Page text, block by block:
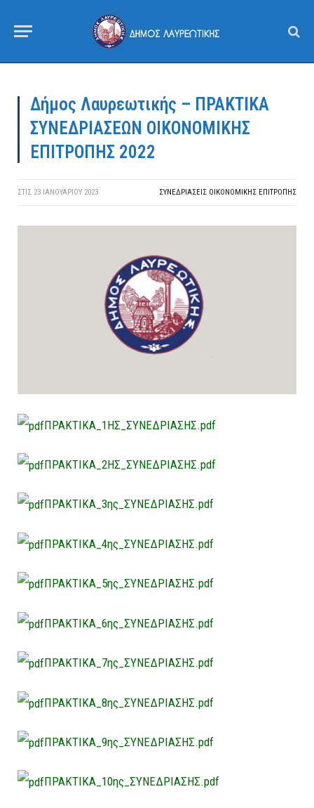
Δήμος Λαυρεωτικής – ΠΡΑΚΤΙΚΑ
ΣΥΝΕΔΡΙΑΣΕΩΝ ΟΙΚΟΝΟΜΙΚΗΣ
ΕΠΙΤΡΟΠΗΣ 2022
ΣΤΙΣ 23 ΙΑΝΟΥΑΡΊΟΥ 2023 ΣΥΝΕΔΡΙΆΣΕΙΣ ΟΙΚΟΝΟΜΙΚΉΣ ΕΠΙΤΡΟΠΉΣ
ΠΡΑΚΤΙΚΑ_1ΗΣ_ΣΥΝΕΔΡΙΑΣΗΣ.pdf
ΠΡΑΚΤΙΚΑ_2ΗΣ_ΣΥΝΕΔΡΙΑΣΗΣ.pdf
ΠΡΑΚΤΙΚΑ_3ης_ΣΥΝΕΔΡΙΑΣΗΣ.pdf
ΠΡΑΚΤΙΚΑ_4ης_ΣΥΝΕΔΡΙΑΣΗΣ.pdf
ΠΡΑΚΤΙΚΑ_5ης_ΣΥΝΕΔΡΙΑΣΗΣ.pdf
ΠΡΑΚΤΙΚΑ_6ης_ΣΥΝΕΔΡΙΑΣΗΣ.pdf
ΠΡΑΚΤΙΚΑ_7ης_ΣΥΝΕΔΡΙΑΣΗΣ.pdf
ΠΡΑΚΤΙΚΑ_8ης_ΣΥΝΕΔΡΙΑΣΗΣ.pdf
ΠΡΑΚΤΙΚΑ_9ης_ΣΥΝΕΔΡΙΑΣΗΣ.pdf
ΠΡΑΚΤΙΚΑ_10ης_ΣΥΝΕΔΡΙΑΣΗΣ.pdf